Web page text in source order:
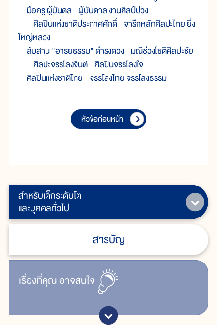
สำหรับเด็กระดับโต
และบุคคลทั่วไป
สารบัญ
เรื่ิองที่คุณอาจสนใจ
มือครู ผู้บันดล ผู้บันดาล งานศิลป์ปวง
ศิลปินแห่งชาติประกาศศักดิ์ จารึกหลักศิลปะไทย ยิ่ง
ใหญ่หลวง
สืบสาน "อารยธรรม" ดำรงดวง มณีช่วงโชติศิลปะชัย
ศิลปะจรรโลงจินต์ ศิลปินจรรโลงใจ
ศิลปินแห่งชาติไทย จรรโลงไทย จรรโลงธรรม
หัวข้อก่อนหน้า